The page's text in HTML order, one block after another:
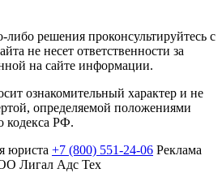
решения проконсультируйтесь с
не несет ответственности за
на сайте информации.
ознакомительный характер и не
определяемой положениями
кодекса РФ.
юриста +7 (800) 551-24-06 Реклама
Лигал Адс Тех